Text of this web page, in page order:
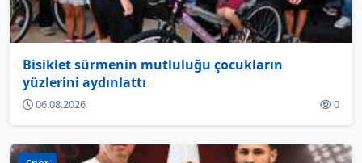
Bisiklet sürmenin mutluluğu çocukların
yüzlerini aydınlattı
06.08.2026 0